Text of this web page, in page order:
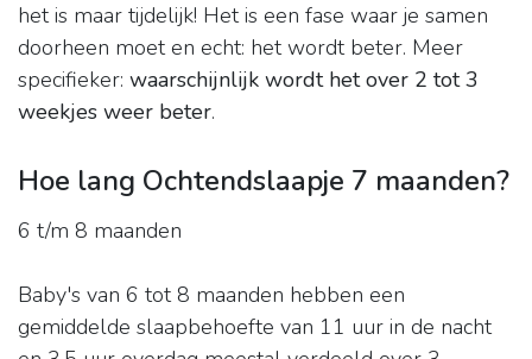
het is maar tijdelijk! Het is een fase waar je samen
doorheen moet en echt: het wordt beter. Meer
specifieker: waarschijnlijk wordt het over 2 tot 3
weekjes weer beter.
Hoe lang Ochtendslaapje 7 maanden?
6 t/m 8 maanden
Baby's van 6 tot 8 maanden hebben een
gemiddelde slaapbehoefte van 11 uur in de nacht